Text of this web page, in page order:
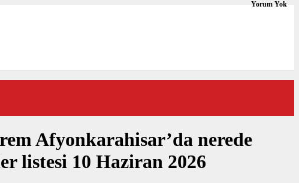
Afyonkarahisar’da nerede
listesi 10 Haziran 2026
Yorum Yok